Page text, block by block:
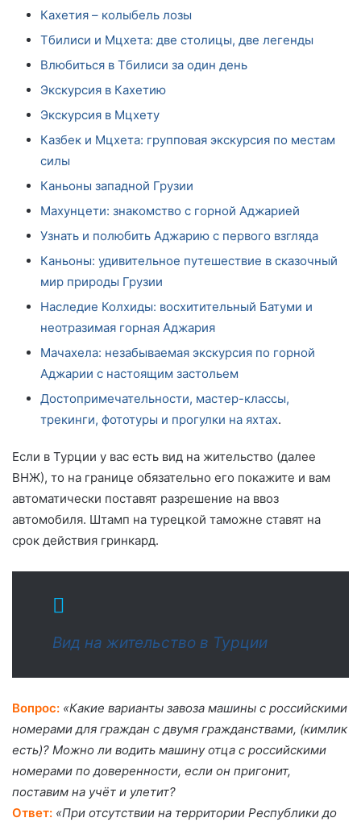
Кахетия – колыбель лозы
Тбилиси и Мцхета: две столицы, две легенды
Влюбиться в Тбилиси за один день
Экскурсия в Кахетию
Экскурсия в Мцхету
Казбек и Мцхета: групповая экскурсия по местам
силы
Каньоны западной Грузии
Махунцети: знакомство с горной Аджарией
Узнать и полюбить Аджарию с первого взгляда
Каньоны: удивительное путешествие в сказочный
мир природы Грузии
Наследие Колхиды: восхитительный Батуми и
неотразимая горная Аджария
Мачахела: незабываемая экскурсия по горной
Аджарии с настоящим застольем
Достопримечательности, мастер-классы,
трекинги, фототуры и прогулки на яхтах.
Если в Турции у вас есть вид на жительство (далее
ВНЖ), то на границе обязательно его покажите и вам
автоматически поставят разрешение на ввоз
автомобиля. Штамп на турецкой таможне ставят на
срок действия гринкард.
Вид на жительство в Турции
Вопрос: «Какие варианты завоза машины с российскими
номерами для граждан с двумя гражданствами, (кимлик
есть)? Можно ли водить машину отца с российскими
номерами по доверенности, если он пригонит,
поставим на учёт и улетит?
Ответ: «При отсутствии на территории Республики до